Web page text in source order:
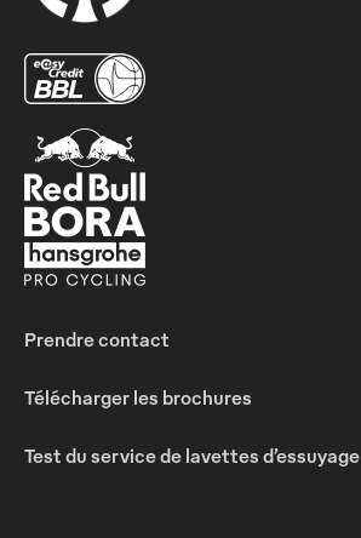
Prendre contact
Télécharger les brochures
Test du service de lavettes d’essuyage